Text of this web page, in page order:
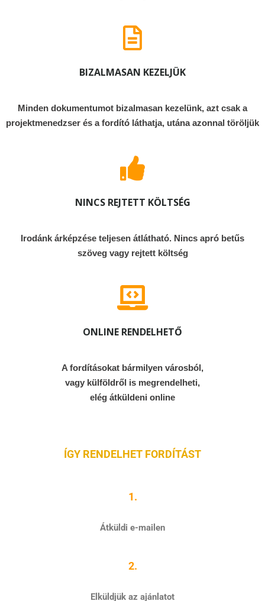
BIZALMASAN KEZELJÜK
Minden dokumentumot bizalmasan kezelünk, azt csak a
projektmenedzser és a fordító láthatja, utána azonnal töröljük
NINCS REJTETT KÖLTSÉG
Irodánk árképzése teljesen átlátható. Nincs apró betűs
szöveg vagy rejtett költség
ONLINE RENDELHETŐ
A fordításokat bármilyen városból,
vagy külföldről is megrendelheti,
elég átküldeni online
ÍGY RENDELHET FORDÍTÁST
1.
Átküldi e-mailen
2.
Elküldjük az ajánlatot